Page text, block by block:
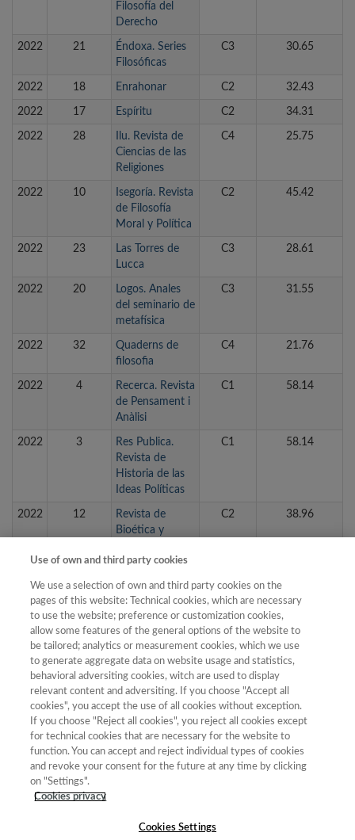
Filosofía del
Derecho
2022 21
Éndoxa. Series
Filosóficas
C3 30.65
2022 18 Enrahonar C2 32.43
2022 17 Espíritu C2 34.31
2022 28
Ilu. Revista de
Ciencias de las
Religiones
C4 25.75
2022 10
Isegoría. Revista
de Filosofía
Moral y Política
C2 45.42
2022 23
Las Torres de
Lucca
C3 28.61
2022 20
Logos. Anales
del seminario de
metafísica
C3 31.55
2022 32
Quaderns de
filosofia
C4 21.76
2022 4
Recerca. Revista
de Pensament i
Anàlisi
C1 58.14
2022 3
Res Publica.
Revista de
Historia de las
Ideas Políticas
C1 58.14
2022 12
Revista de
Bioética y
C2 38.96
Filosofía
2022 11
Revista de
Humanidades
C2
2022 6 Teorema C1 48.14
2022 24
Thémata
Revista de
Filosofía
C3
2022 8
Theoria. Revista
de Teoría,
Historia y
C1 48.03
Use of own and third party cookies
We use a selection of own and third party cookies on the
pages of this website: Technical cookies, which are necessary
to use the website; preference or customization cookies,
allow some features of the general options of the website to
be tailored; analytics or measurement cookies, which we use
to generate aggregate data on website usage and statistics,
behavioral adversiting cookies, witch are used to display
relevant content and adversiting. If you choose "Accept all
cookies", you accept the use of all cookies without exception.
If you choose "Reject all cookies", you reject all cookies except
for technical cookies that are necessary for the website to
function. You can accept and reject individual types of cookies
and revoke your consent for the future at any time by clicking
on "Settings".
Cookies privacy
Cookies Settings